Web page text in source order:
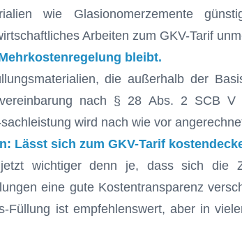
wie Glasionomerzemente
Arbeiten zum GKV-Tarif
bleibt.
die außerhalb der
nach § 28 Abs. 2 SCB V
wird nach wie vor
Lässt sich zum GKV-Tarif
wichtiger denn je, dass sich die
eine gute Kostentransparenz
Füllung ist empfehlenswert, aber in